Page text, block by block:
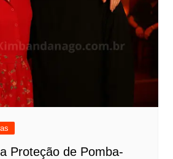
Proteção de Pomba-